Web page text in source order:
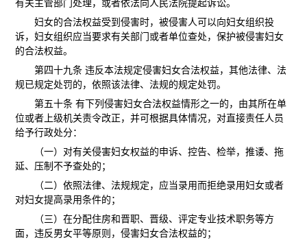
有关主管部门处理，或者依法向人民法院提起诉讼。
妇女的合法权益受到侵害时，被侵害人可以向妇女组织投
诉，妇女组织应当要求有关部门或者单位查处，保护被侵害妇女
的合法权益。
第四十九条 违反本法规定侵害妇女合法权益，其他法律、法
规已规定处罚的，依照该法律、法规的规定处罚。
第五十条 有下列侵害妇女合法权益情形之一的，由其所在单
位或者上级机关责令改正，并可根据具体情况，对直接责任人员
给予行政处分：
（一）对有关侵害妇女权益的申诉、控告、检举，推诿、拖
延、压制不予查处的；
（二）依照法律、法规规定，应当录用而拒绝录用妇女或者
对妇女提高录用条件的；
（三）在分配住房和晋职、晋级、评定专业技术职务等方
面，违反男女平等原则，侵害妇女合法权益的；